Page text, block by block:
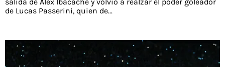
salida de Álex Ibacache y volvió a realzar el poder goleador
de Lucas Passerini, quien de...